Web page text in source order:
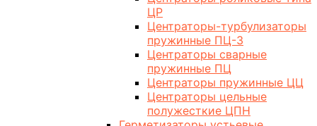
ЦР
Центраторы-турбулизаторы
пружинные ПЦ-3
Центраторы сварные
пружинные ПЦ
Центраторы пружинные ЦЦ
Центраторы цельные
полужесткие ЦПН